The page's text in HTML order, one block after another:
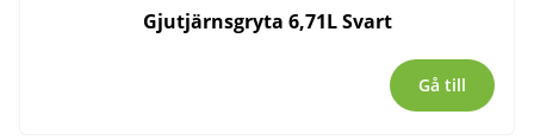
Gjutjärnsgryta 6,71L Svart
Gå till